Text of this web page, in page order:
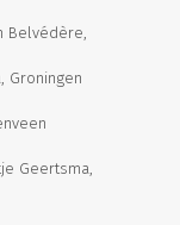
Belvédère,
Groningen
Geertsma,